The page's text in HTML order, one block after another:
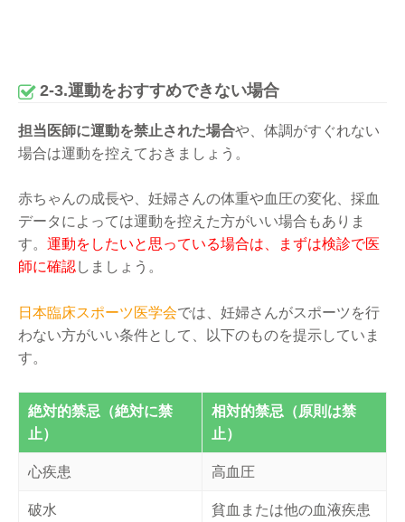
2-3.運動をおすすめできない場合
担当医師に運動を禁止された場合や、体調がすぐれない
場合は運動を控えておきましょう。
赤ちゃんの成長や、妊婦さんの体重や血圧の変化、採血
データによっては運動を控えた方がいい場合もありま
す。 運動をしたいと思っている場合は、まずは検診で医
師に確認しましょう。
日本臨床スポーツ医学会では、妊婦さんがスポーツを行
わない方がいい条件として、以下のものを提示していま
す。
絶対的禁忌（絶対に禁
止）
相対的禁忌（原則は禁
止）
心疾患 高血圧
破水 貧血または他の血液疾患